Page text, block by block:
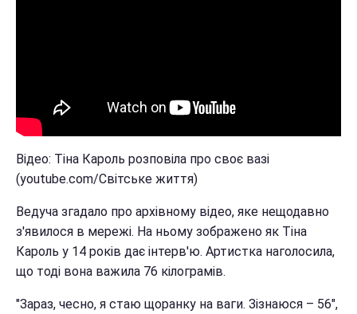
Відео: Тіна Кароль розповіла про своє вазі
(youtube.com/Світське життя)
Ведуча згадало про архівному відео, яке нещодавно
з'явилося в мережі. На ньому зображено як Тіна
Кароль у 14 років дає інтерв'ю. Артистка наголосила,
що тоді вона важила 76 кілограмів.
"Зараз, чесно, я стаю щоранку на ваги. Зізнаюся – 56",